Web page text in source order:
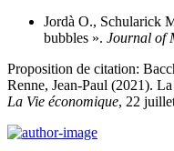
Jordà O., Schularick
bubbles ». Journal of
Proposition de citation:
Renne, Jean-Paul (2021).
La Vie économique, 22